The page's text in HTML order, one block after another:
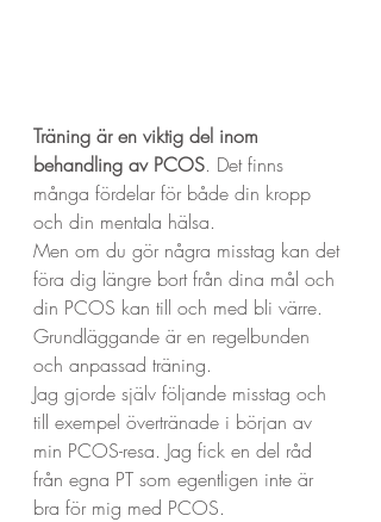
Träning är en viktig del inom
behandling av PCOS. Det finns
många fördelar för både din kropp
och din mentala hälsa.
Men om du gör några misstag kan det
föra dig längre bort från dina mål och
din PCOS kan till och med bli värre.
Grundläggande är en regelbunden
och anpassad träning.
Jag gjorde själv följande misstag och
till exempel övertränade i början av
min PCOS-resa. Jag fick en del råd
från egna PT som egentligen inte är
bra för mig med PCOS.